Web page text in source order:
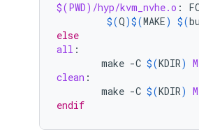
$(PWD)/hyp/kvm_nvhe.o :
$(Q)$(MAKE) $(
else
all :
make -C $(KDIR) M
clean :
make -C $(KDIR) M
endif